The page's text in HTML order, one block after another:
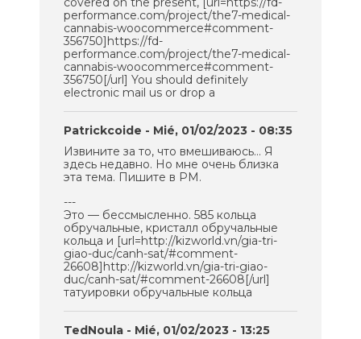
performance.com/project/the7-medical-
cannabis-woocommerce#comment-
356750]https://fd-
performance.com/project/the7-medical-
cannabis-woocommerce#comment-
356750[/url] You should definitely
electronic mail us or drop a
Patrickcoide - Mié, 01/02/2023 - 08:35
Извините за то, что вмешиваюсь… Я
здесь недавно. Но мне очень близка
эта тема. Пишите в PM.
---
Это — бессмысленно. 585 кольца
обручальные, кристалл обручальные
кольца и [url=http://kizworld.vn/gia-tri-
giao-duc/canh-sat/#comment-
26608]http://kizworld.vn/gia-tri-giao-
duc/canh-sat/#comment-26608[/url]
татуировки обручальные кольца
TedNoula - Mié, 01/02/2023 - 13:25